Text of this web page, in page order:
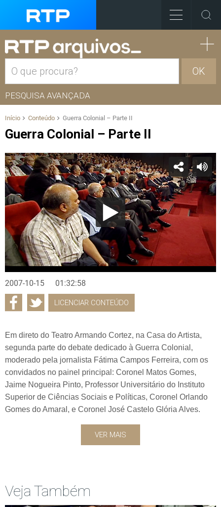
OK
PESQUISA AVANÇADA
Início Conteúdo Guerra Colonial – Parte II
Guerra Colonial – Parte II
2007-10-15 01:32:58
LICENCIAR CONTEÚDO
Em direto do Teatro Armando Cortez, na Casa do Artista,
segunda parte do debate dedicado à Guerra Colonial,
moderado pela jornalista Fátima Campos Ferreira, com os
convidados no painel principal: Coronel Matos Gomes,
Jaime Nogueira Pinto, Professor Universitário do Instituto
Superior de Ciências Sociais e Políticas, Coronel Orlando
Gomes do Amaral, e Coronel José Castelo Glória Alves.
VER MAIS
Veja Também